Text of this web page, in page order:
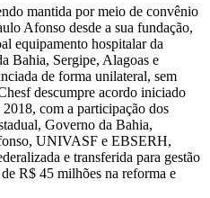
mantida por meio de convênio
Afonso desde a sua fundação,
equipamento hospitalar da
Bahia, Sergipe, Alagoas e
de forma unilateral, sem
descumpre acordo iniciado
com a participação dos
Governo da Bahia,
UNIVASF e EBSERH,
e transferida para gestão
R$ 45 milhões na reforma e